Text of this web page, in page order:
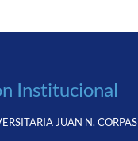
Institucional
JUAN N. CORPAS